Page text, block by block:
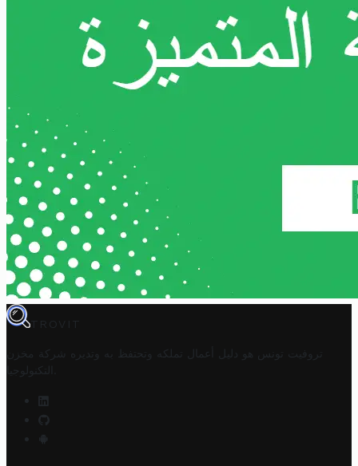
TROVIT
تروفيت تونس هو دليل أعمال تملكه وتحتفظ به وتديره
شركة مخزن
التكنولوجيا